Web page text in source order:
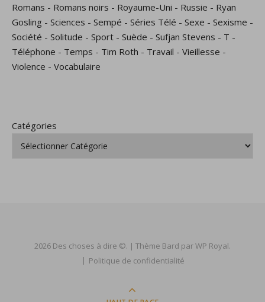
Romans - Romans noirs - Royaume-Uni - Russie - Ryan
Gosling - Sciences - Sempé - Séries Télé - Sexe - Sexisme -
Société - Solitude - Sport - Suède - Sufjan Stevens - T -
Téléphone - Temps - Tim Roth - Travail - Vieillesse -
Violence - Vocabulaire
Catégories
2026 Des choses à dire ©. | Thème Bard parWP Royal.
Politique de confidentialité